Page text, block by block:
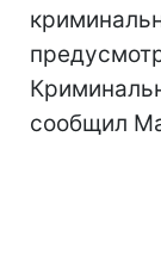
сообщил